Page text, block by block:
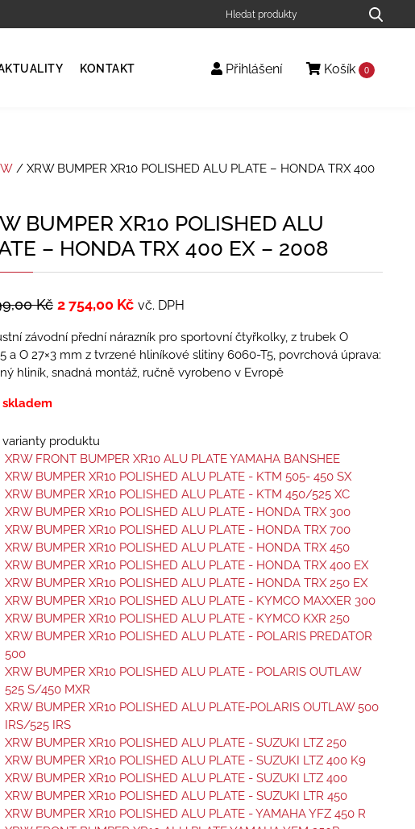
KONTAKT Přihlášení Košík 0
/ XRW BUMPER XR10 POLISHED ALU PLATE – HONDA TRX 400
BUMPER XR10 POLISHED ALU
– HONDA TRX 400 EX – 2008
Kč 2 754,00 Kč vč. DPH
závodní přední nárazník pro sportovní čtyřkolky, z trubek O
a O 27×3 mm z tvrzené hliníkové slitiny 6060-T5, povrchová úprava:
hliník, snadná montáž, ručně vyrobeno v Evropě
skladem
varianty produktu
XRW FRONT BUMPER XR10 ALU PLATE YAMAHA BANSHEE
XRW BUMPER XR10 POLISHED ALU PLATE - KTM 505- 450 SX
XRW BUMPER XR10 POLISHED ALU PLATE - KTM 450/525 XC
XRW BUMPER XR10 POLISHED ALU PLATE - HONDA TRX 300
XRW BUMPER XR10 POLISHED ALU PLATE - HONDA TRX 700
XRW BUMPER XR10 POLISHED ALU PLATE - HONDA TRX 450
XRW BUMPER XR10 POLISHED ALU PLATE - HONDA TRX 400 EX
XRW BUMPER XR10 POLISHED ALU PLATE - HONDA TRX 250 EX
XRW BUMPER XR10 POLISHED ALU PLATE - KYMCO MAXXER 300
XRW BUMPER XR10 POLISHED ALU PLATE - KYMCO KXR 250
XRW BUMPER XR10 POLISHED ALU PLATE - POLARIS PREDATOR
500
XRW BUMPER XR10 POLISHED ALU PLATE - POLARIS OUTLAW
525 S/450 MXR
XRW BUMPER XR10 POLISHED ALU PLATE-POLARIS OUTLAW 500
IRS/525 IRS
XRW BUMPER XR10 POLISHED ALU PLATE - SUZUKI LTZ 250
XRW BUMPER XR10 POLISHED ALU PLATE - SUZUKI LTZ 400 K9
XRW BUMPER XR10 POLISHED ALU PLATE - SUZUKI LTZ 400
XRW BUMPER XR10 POLISHED ALU PLATE - SUZUKI LTR 450
XRW BUMPER XR10 POLISHED ALU PLATE - YAMAHA YFZ 450 R